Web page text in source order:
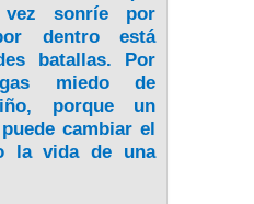
vez sonríe por
dentro está
batallas. Por
miedo de
porque un
cambiar el
la vida de una